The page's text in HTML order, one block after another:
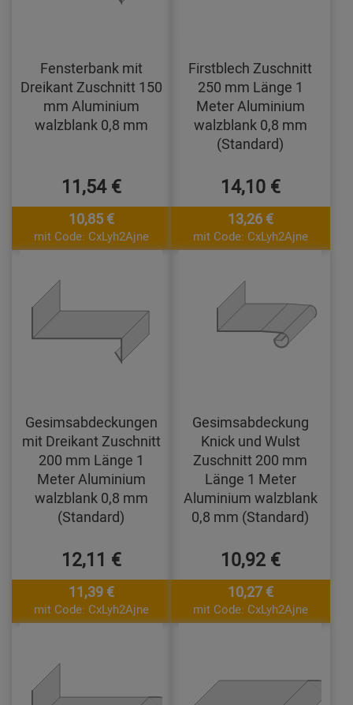
Fensterbank mit
Dreikant Zuschnitt 150
mm Aluminium
walzblank 0,8 mm
11,54 €
10,85 €
mit Code: CxLyh2Ajne
Firstblech Zuschnitt
250 mm Länge 1
Meter Aluminium
walzblank 0,8 mm
(Standard)
14,10 €
13,26 €
mit Code: CxLyh2Ajne
Gesimsabdeckungen
mit Dreikant Zuschnitt
200 mm Länge 1
Meter Aluminium
walzblank 0,8 mm
(Standard)
12,11 €
11,39 €
mit Code: CxLyh2Ajne
Gesimsabdeckung
Knick und Wulst
Zuschnitt 200 mm
Länge 1 Meter
Aluminium walzblank
0,8 mm (Standard)
10,92 €
10,27 €
mit Code: CxLyh2Ajne